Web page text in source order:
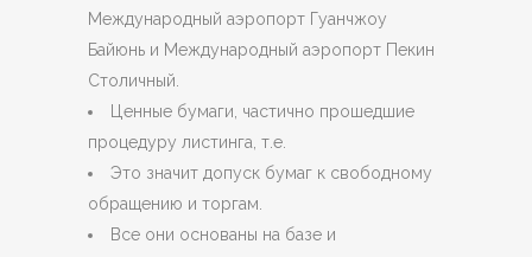
Международный аэропорт Гуанчжоу
Байюнь и Международный аэропорт Пекин
Столичный.
Ценные бумаги, частично прошедшие
процедуру листинга, т.е.
Это значит допуск бумаг к свободному
обращению и торгам.
Все они основаны на базе и